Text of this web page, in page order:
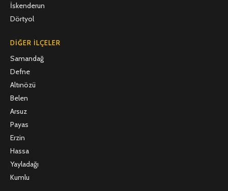
İskenderun
Dörtyol
DIĞER İLÇELER
Samandağ
Defne
Altınözü
Belen
Arsuz
Payas
Erzin
Hassa
Yayladağı
Kumlu